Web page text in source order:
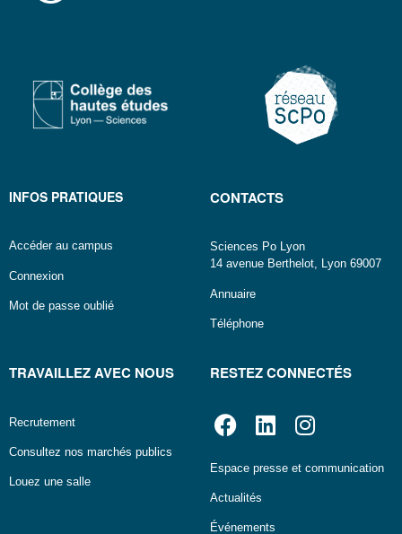
INFOS PRATIQUES
Accéder au campus
Connexion
Mot de passe oublié
CONTACTS
Sciences Po Lyon
14 avenue Berthelot, Lyon 69007
Annuaire
Téléphone
TRAVAILLEZ AVEC NOUS
Recrutement
Consultez nos marchés publics
Louez une salle
RESTEZ CONNECTÉS
Espace presse et communication
Actualités
Événements